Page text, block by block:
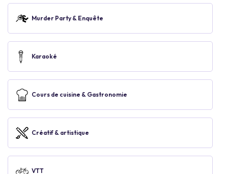
Murder Party & Enquête
Karaoké
Cours de cuisine & Gastronomie
Créatif & artistique
VTT